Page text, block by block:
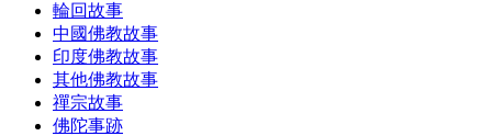
輪回故事
中國佛教故事
印度佛教故事
其他佛教故事
禪宗故事
佛陀事跡